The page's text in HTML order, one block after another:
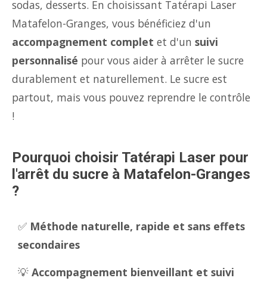
sodas, desserts. En choisissant Tatérapi Laser
Matafelon-Granges, vous bénéficiez d'un
accompagnement complet et d'un suivi
personnalisé pour vous aider à arrêter le sucre
durablement et naturellement. Le sucre est
partout, mais vous pouvez reprendre le contrôle
!
Pourquoi choisir Tatérapi Laser pour
l'arrêt du sucre à Matafelon-Granges
?
✅ Méthode naturelle, rapide et sans effets
secondaires
💡 Accompagnement bienveillant et suivi